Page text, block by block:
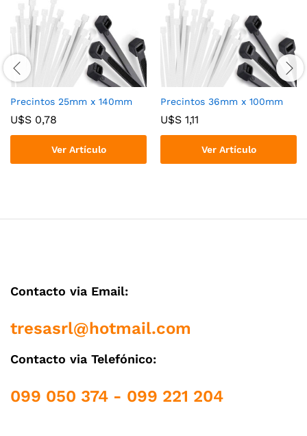
Precintos 25mm x 140mm
U$S 0,78
Ver Artículo
Precintos 36mm x 100mm
U$S 1,11
Ver Artículo
Contacto via Email:
tresasrl@hotmail.com
Contacto via Telefónico:
099 050 374 - 099 221 204